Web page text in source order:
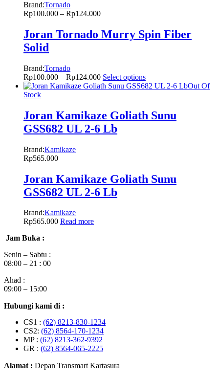
Brand:Tornado
Rp100.000 – Rp124.000
Joran Tornado Murry Spin Fiber
Solid
Brand:Tornado
Rp100.000 – Rp124.000 Select options
Out Of
Stock
Joran Kamikaze Goliath Sunu
GSS682 UL 2-6 Lb
Brand:Kamikaze
Rp565.000
Joran Kamikaze Goliath Sunu
GSS682 UL 2-6 Lb
Brand:Kamikaze
Rp565.000 Read more
Jam Buka :
Senin – Sabtu :
08:00 – 21 : 00
Ahad :
09:00 – 15:00
Hubungi kami di :
CS1 : (62) 8213-830-1234
CS2: (62) 8564-170-1234
MP : (62) 8213-362-9392
GR : (62) 8564-065-2225
Alamat : Depan Transmart Kartasura